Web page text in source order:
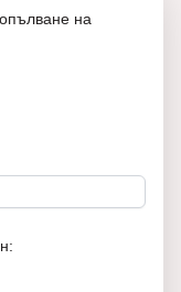
на